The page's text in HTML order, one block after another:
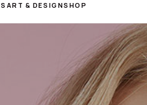
ART & DESIGNSHOP